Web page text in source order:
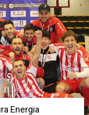
Energia